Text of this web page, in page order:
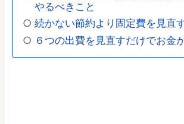
やるべきこと
続かない節約より固定費を見直
６つの出費を見直すだけでお金